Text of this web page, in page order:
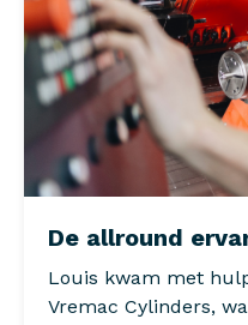
De allround
Louis kwam met
Vremac Cylinders,